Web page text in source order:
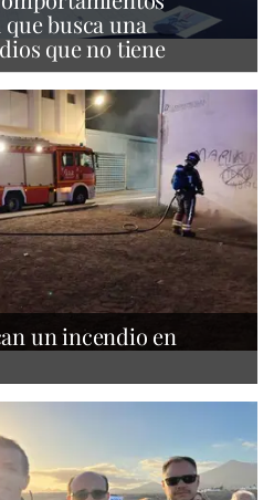
busca una
que no tiene
un incendio en